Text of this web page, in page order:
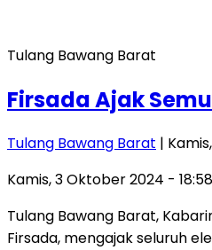
Tulang Bawang Barat
Firsada Ajak
Tulang Bawang Barat |
Kamis, 3 Oktober 2024 -
Tulang Bawang Barat,
Firsada, mengajak seluruh